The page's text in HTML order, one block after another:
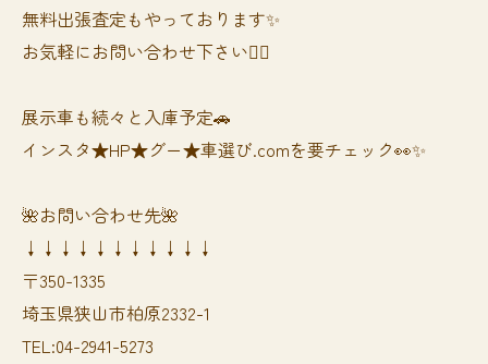
無料出張査定もやっております✨
お気軽にお問い合わせ下さい🙆‍♀️
展示車も続々と入庫予定🚗
インスタ★HP★グー★車選び.comを要チェック👀✨
🌺お問い合わせ先🌺
↓↓↓↓↓↓↓↓↓↓↓
〒350-1335
埼玉県狭山市柏原2332-1
TEL:04-2941-5273